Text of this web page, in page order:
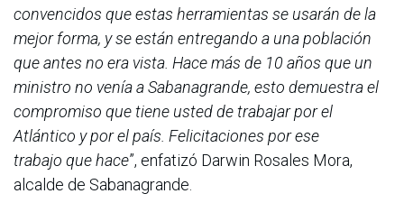
convencidos que estas herramientas se usarán de la
mejor forma, y se están entregando a una población
que antes no era vista. Hace más de 10 años que un
ministro no venía a Sabanagrande, esto demuestra el
compromiso que tiene usted de trabajar por el
Atlántico y por el país. Felicitaciones por ese
trabajo que hace”, enfatizó Darwin Rosales Mora,
alcalde de Sabanagrande.